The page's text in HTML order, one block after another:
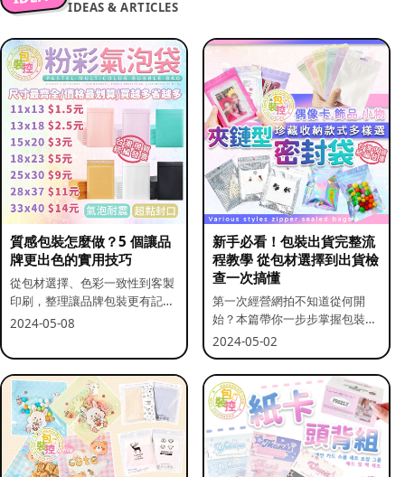
IDEAS & ARTICLES
質感包裝怎麼做？5 個讓品
牌更出色的實用技巧
從包材選擇、色彩一致性到客製
印刷，整理讓品牌包裝更有記憶
點的實用做法。
2024-05-08
新手必看！包裝出貨完整流
程教學 從包材選擇到出貨檢
查一次搞懂
第一次經營網拍不知道從何開
始？本篇帶你一步步掌握包裝流
程與出貨前檢查重點。
2024-05-02